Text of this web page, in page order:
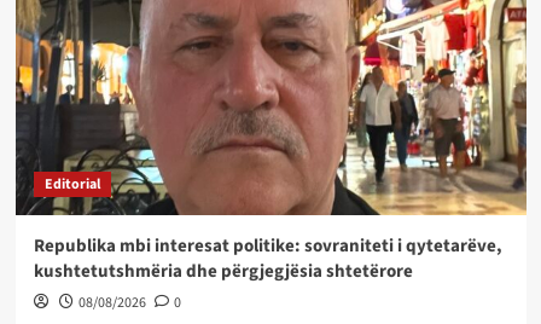
Editorial
Republika mbi interesat politike: sovraniteti i qytetarëve,
kushtetutshmëria dhe përgjegjësia shtetërore
08/08/2026 0